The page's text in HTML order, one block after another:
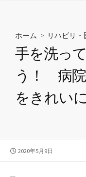
ホーム > リハビリ・
手を洗っ
う！ 病
をきれい
公
2020年5月9日